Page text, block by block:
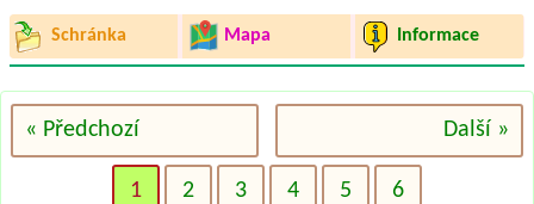
Schránka Mapa Informace
« Předchozí Další »
1 2 3 4 5 6